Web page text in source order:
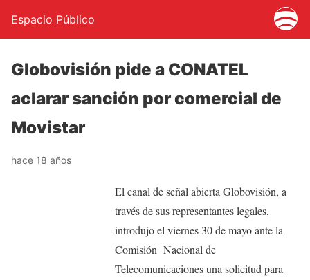
Espacio Público
Globovisión pide a CONATEL
aclarar sanción por comercial de
Movistar
hace 18 años
El canal de señal abierta Globovisión, a
través de sus representantes legales,
introdujo el viernes 30 de mayo ante la
Comisión Nacional de
Telecomunicaciones una solicitud para